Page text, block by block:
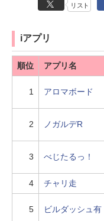
リスト
iアプリ
順位 アプリ名
1 アロマボード
2 ノガルデR
3 べじたるっ！
4 チャリ走
5 ビルダッシュ有